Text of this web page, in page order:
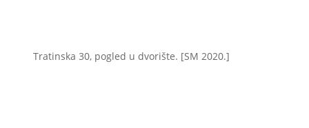
Tratinska 30, pogled u dvorište. [SM 2020.]